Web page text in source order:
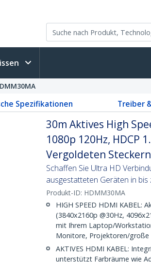
Spezifikationen Treiber
30m Aktives High
1080p 120Hz, HDCP
Vergoldeten
Schaffen Sie Ultra HD
ausgestatteten Geräten in
Produkt-ID: HDMM30MA
HIGH SPEED HDMI KABEL:
(3840x2160p @30Hz,
mit Ihrem Laptop/
Monitore, Projektoren/große
AKTIVES HDMI KABEL:
unterstützt Farbräume wie